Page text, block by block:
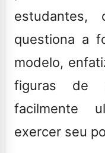
estudantes,
questiona a
modelo,
figuras de
facilmente
exercer seu